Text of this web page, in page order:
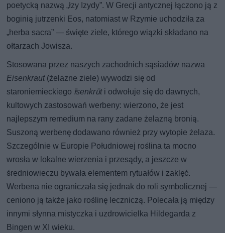
poetycką nazwą „łzy Izydy”. W Grecji antycznej łączono ją z
boginią jutrzenki Eos, natomiast w Rzymie uchodziła za
„herba sacra” — święte ziele, którego wiązki składano na
ołtarzach Jowisza.
Stosowana przez naszych zachodnich sąsiadów nazwa
Eisenkraut (żelazne ziele) wywodzi się od
staroniemieckiego īsenkrūti odwołuje się do dawnych,
kultowych zastosowań werbeny: wierzono, że jest
najlepszym remedium na rany zadane żelazną bronią.
Suszoną werbenę dodawano również przy wytopie żelaza.
Szczególnie w Europie Południowej roślina ta mocno
wrosła w lokalne wierzenia i przesądy, a jeszcze w
średniowieczu bywała elementem rytuałów i zaklęć.
Werbena nie ograniczała się jednak do roli symbolicznej —
ceniono ją także jako roślinę leczniczą. Polecała ją między
innymi słynna mistyczka i uzdrowicielka Hildegarda z
Bingen w XI wieku.